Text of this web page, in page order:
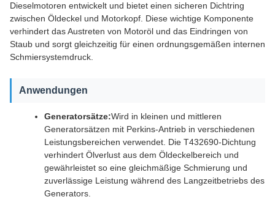
Dieselmotoren entwickelt und bietet einen sicheren Dichtring
zwischen Öldeckel und Motorkopf. Diese wichtige Komponente
verhindert das Austreten von Motoröl und das Eindringen von
Staub und sorgt gleichzeitig für einen ordnungsgemäßen internen
Schmiersystemdruck.
Anwendungen
Generatorsätze:Wird in kleinen und mittleren
Generatorsätzen mit Perkins-Antrieb in verschiedenen
Leistungsbereichen verwendet. Die T432690-Dichtung
verhindert Ölverlust aus dem Öldeckelbereich und
gewährleistet so eine gleichmäßige Schmierung und
zuverlässige Leistung während des Langzeitbetriebs des
Generators.